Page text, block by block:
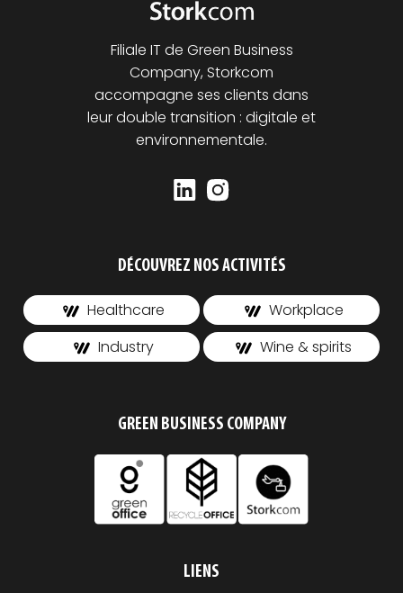
Filiale IT de Green Business
Company, Storkcom
accompagne ses clients dans
leur double transition : digitale et
environnementale.
DÉCOUVREZ NOS ACTIVITÉS
Healthcare
Workplace
Industry
Wine & spirits
GREEN BUSINESS COMPANY
LIENS